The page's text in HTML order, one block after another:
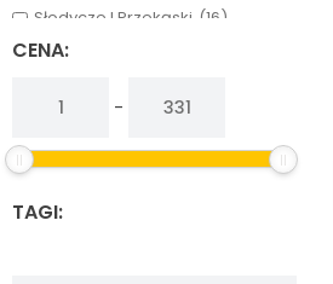
Słodycze I Przekąski (16)
Warzywa, Grzyby I Owoce
CENA:
-
TAGI: